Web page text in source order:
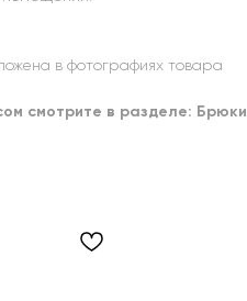
в фотографиях товара
смотрите в разделе: Брюки